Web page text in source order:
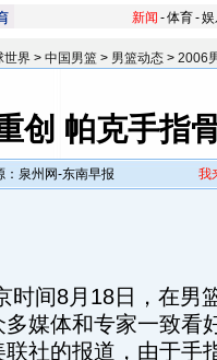
新闻 -体育-
世界 > 中国男篮 > 男篮动态 > 2006
创 帕克手指
：泉州网-东南早报 我
间8月18日，在男
媒体和专家一致看
社的报道，由于手